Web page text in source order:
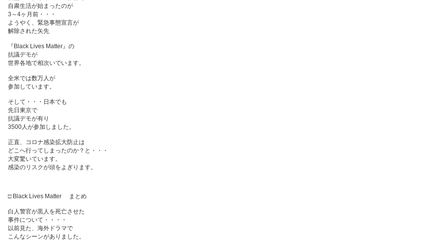
自粛生活が始まったのが
3～4ヶ月前・・・
ようやく、緊急事態宣言が
解除された矢先
『Black Lives Matter』の
抗議デモが
世界各地で相次いでいます。
全米では数万人が
参加しています。
そして・・・日本でも
先日東京で
抗議デモが有り
3500人が参加しました。
正直、コロナ感染拡大防止は
どこへ行ってしまったのか？と・・・
大変驚いています。
感染のリスクが頭をよぎります。
□ Black Lives Matter まとめ
白人警官が黒人を死亡させた
事件について・・・・
以前見た、海外ドラマで
こんなシーンがありました。